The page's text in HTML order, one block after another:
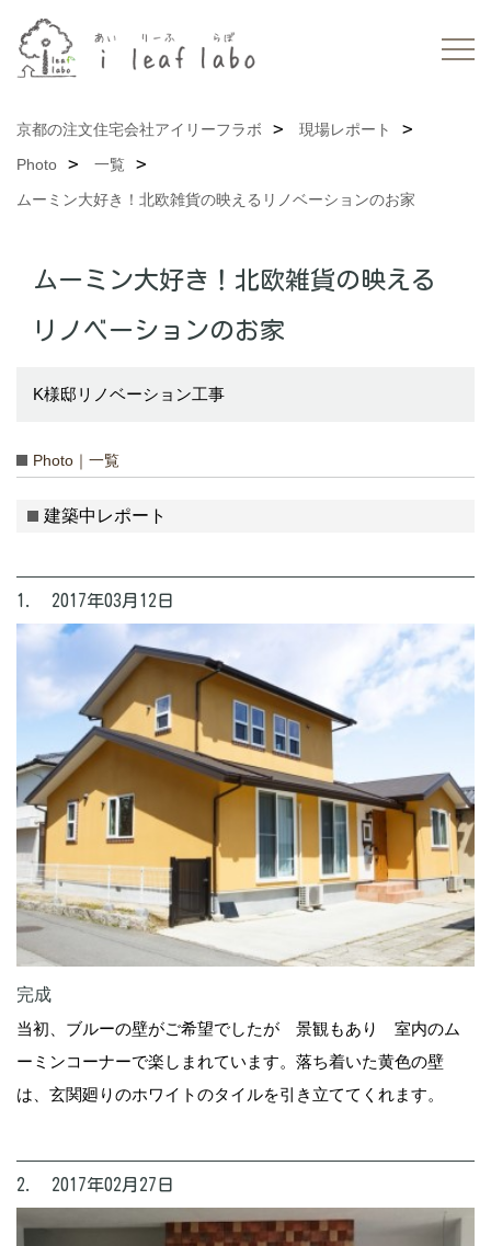
京都の注文住宅会社アイリーフラボ
現場レポート
Photo
一覧
ムーミン大好き！北欧雑貨の映えるリノベーションのお家
ムーミン大好き！北欧雑貨の映える
リノベーションのお家
K様邸リノベーション工事
Photo｜一覧
建築中レポート
1. 2017年03月12日
完成
当初、ブルーの壁がご希望でしたが 景観もあり 室内のム
ーミンコーナーで楽しまれています。落ち着いた黄色の壁
は、玄関廻りのホワイトのタイルを引き立ててくれます。
2. 2017年02月27日